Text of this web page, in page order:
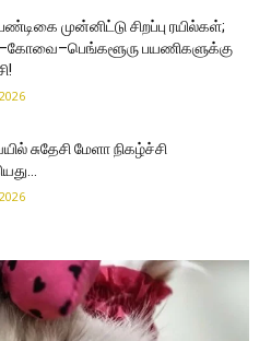
முன்னிட்டு சிறப்பு ரயில்கள்;
பயணிகளுக்கு
சுதேசி மேளா நிகழ்ச்சி